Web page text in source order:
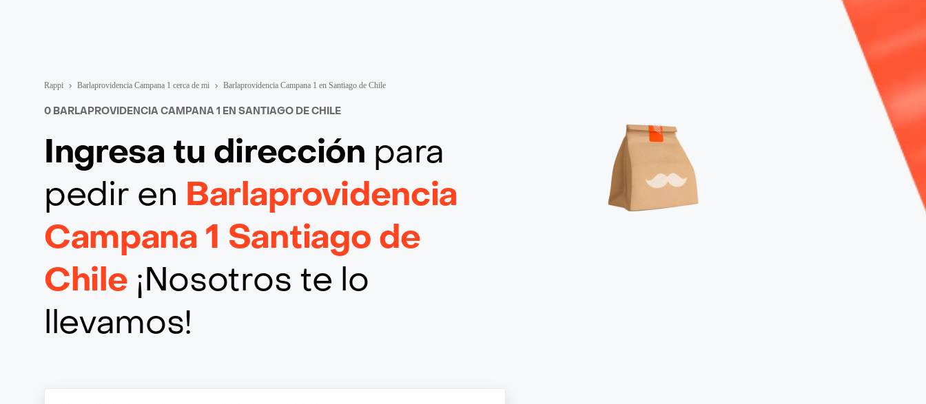
Rappi Barlaprovidencia Campana 1 cerca de mi Barlaprovidencia Campana 1 en Santiago de Chile
0 BARLAPROVIDENCIA CAMPANA 1 EN SANTIAGO DE CHILE
Ingresa tu dirección para
pedir en Barlaprovidencia
Campana 1 Santiago de
Chile ¡Nosotros te lo
llevamos!